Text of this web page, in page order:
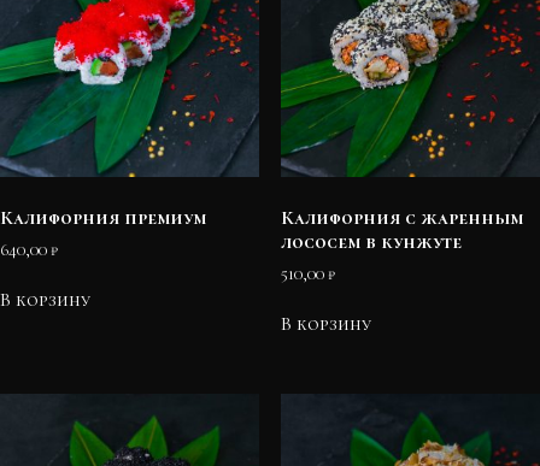
Калифорния премиум
640,00 ₽
В корзину
Калифорния с жаренным
лососем в кунжуте
510,00 ₽
В корзину